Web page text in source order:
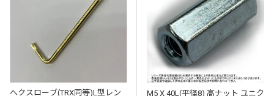
へクスローブ(TRX同等)L型レン M5 X 40L(平径8) 高ナット ユニク